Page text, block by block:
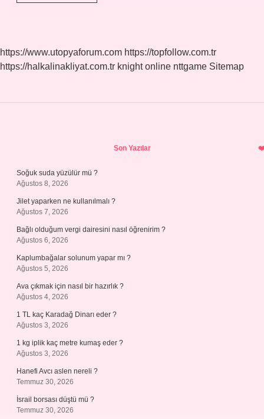
dikiş
https://www.utopyaforum.com https://topfollow.com.tr
https://halkalinakliyat.com.tr knight online nttgame Sitemap
Son Yazılar
Soğuk suda yüzülür mü ?
Ağustos 8, 2026
Jilet yaparken ne kullanılmalı ?
Ağustos 7, 2026
Bağlı olduğum vergi dairesini nasıl öğrenirim ?
Ağustos 6, 2026
Kaplumbağalar solunum yapar mı ?
Ağustos 5, 2026
Ava çıkmak için nasıl bir hazırlık ?
Ağustos 4, 2026
1 TL kaç Karadağ Dinarı eder ?
Ağustos 3, 2026
1 kg iplik kaç metre kumaş eder ?
Ağustos 3, 2026
Hanefi Avcı aslen nereli ?
Temmuz 30, 2026
İsrail borsası düştü mü ?
Temmuz 30, 2026